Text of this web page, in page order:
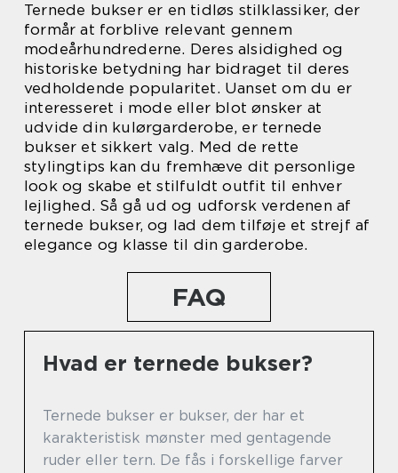
Ternede bukser er en tidløs stilklassiker, der
formår at forblive relevant gennem
modeårhundrederne. Deres alsidighed og
historiske betydning har bidraget til deres
vedholdende popularitet. Uanset om du er
interesseret i mode eller blot ønsker at
udvide din kulørgarderobe, er ternede
bukser et sikkert valg. Med de rette
stylingtips kan du fremhæve dit personlige
look og skabe et stilfuldt outfit til enhver
lejlighed. Så gå ud og udforsk verdenen af
ternede bukser, og lad dem tilføje et strejf af
elegance og klasse til din garderobe.
FAQ
Hvad er ternede bukser?
Ternede bukser er bukser, der har et
karakteristisk mønster med gentagende
ruder eller tern. De fås i forskellige farver